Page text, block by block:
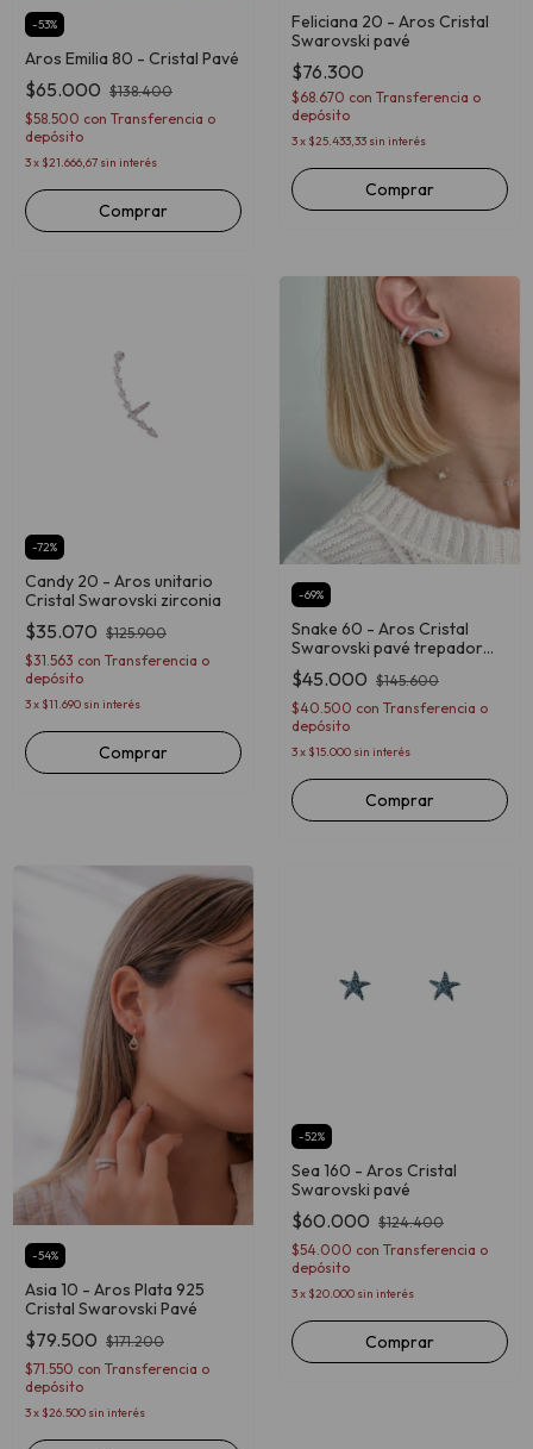
-53%
Aros Emilia 80 - Cristal Pavé
$65.000 $138.400
$58.500 con Transferencia o
depósito
3x $21.666,67 sin interés
Comprar
Feliciana 20 - Aros Cristal
Swarovski pavé
$76.300
$68.670 con Transferencia o
depósito
3x $25.433,33 sin interés
Comprar
-72%
Candy 20 - Aros unitario
Cristal Swarovski zirconia
$35.070 $125.900
$31.563 con Transferencia o
depósito
3x $11.690 sin interés
-69%
Snake 60 - Aros Cristal
Swarovski pavé trepador
unitario
$45.000 $145.600
$40.500 con Transferencia o
depósito
3x $15.000 sin interés
Comprar
-54%
Asia 10 - Aros Plata 925
Cristal Swarovski Pavé
$79.500 $171.200
$71.550 con Transferencia o
depósito
3x $26.500 sin interés
-52%
Sea 160 - Aros Cristal
Swarovski pavé
$60.000 $124.400
$54.000 con Transferencia o
depósito
3x $20.000 sin interés
Comprar